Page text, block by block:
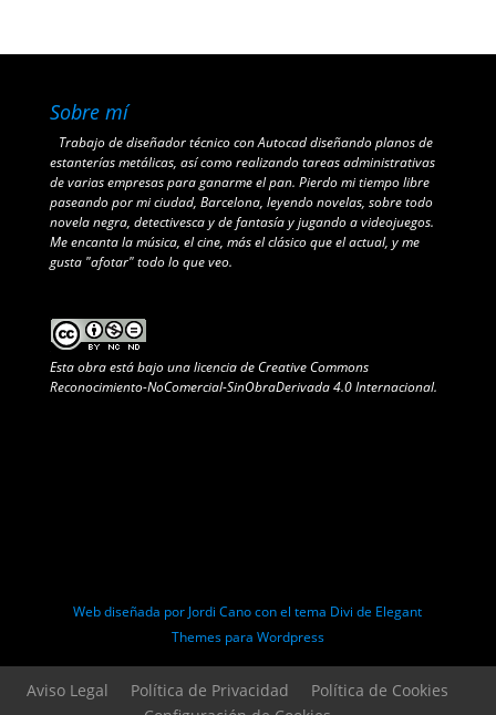
Sobre mí
Trabajo de diseñador técnico con Autocad diseñando planos de
estanterías metálicas, así como realizando tareas administrativas
de varias empresas para ganarme el pan. Pierdo mi tiempo libre
paseando por mi ciudad, Barcelona, leyendo novelas, sobre todo
novela negra, detectivesca y de fantasía y jugando a videojuegos.
Me encanta la música, el cine, más el clásico que el actual, y me
gusta "afotar" todo lo que veo.
Esta obra está bajo unalicencia de Creative Commons
Reconocimiento-NoComercial-SinObraDerivada 4.0 Internacional.
Web diseñada por Jordi Cano con el tema Divi de Elegant
Themes para Wordpress
Aviso Legal Política de Privacidad
Política de Cookies